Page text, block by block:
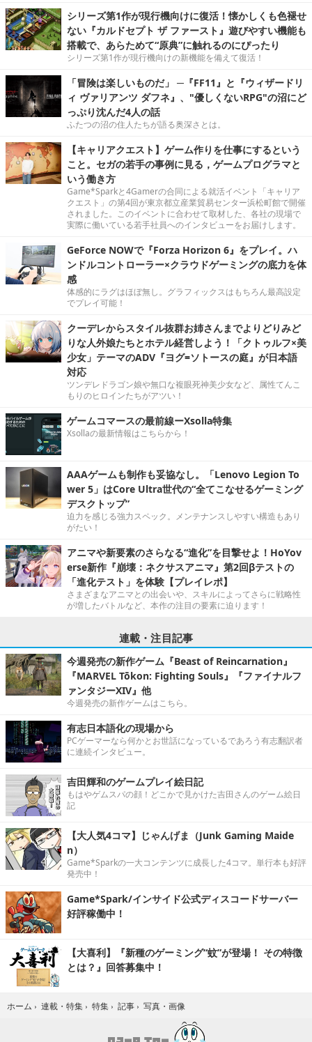
シリーズ第1作が現行機向けに復活！懐かしくも色褪せ
ない『カルドセプト ザ ファースト』遊びやすい機能も
搭載で、あらためて“原典”に触れるのにぴったり
シリーズ第1作が現行機向けの新機能を備えて復活！
「冒険は楽しいものだ」 ─『FF11』と『ウィザードリ
ィ ヴァリアンツ ダフネ』、"優しくないRPG"の沼にど
っぷり沈んだ4人の話
ふたつの沼の住人たちが語る奥深さとは。
【キャリアクエスト】ゲーム作りを仕事にするという
こと。セガの若手の事例に見る，ゲームプログラマと
いう働き方
Game*Sparkと4Gamerの合同による就活イベント「キャリア
クエスト」の第4回が東京都立産業貿易センター浜松町館で開催
されました。このイベントに合わせて取材した、各社の現場で
実際に働いている若手社員へのインタビューをお届けします。
GeForce NOWで『Forza Horizon 6』をプレイ。ハ
ンドルコントローラー×クラウドゲーミングの底力を体
感
体感的にラグはほぼ無し。グラフィックスはもちろん最高設定
でプレイ可能！
クーデレからスタイル抜群お姉さんまでよりどりみど
りな人外娘たちとホテル経営しよう！「クトゥルフ×美
少女」テーマのADV『ヨグ=ソトースの庭』が日本語
対応
ツンデレドラゴン娘や無口な複眼死神美少女など、属性てんこ
もりのヒロインたちがアツい！
ゲームコマースの最前線ーXsolla特集
Xsollaの最新情報はこちらから！
AAAゲームも制作も妥協なし。「Lenovo Legion To
wer 5」はCore Ultra世代の“全てこなせるゲーミング
デスクトップ”
迫力を感じる強力スペック。メンテナンスしやすい構造もあり
がたい！
アニマや新要素のさらなる“進化”を目撃せよ！HoYov
erse新作『崩壊：ネクサスアニマ』第2回βテストの
「進化テスト」を体験【プレイレポ】
さまざまなアニマとの出会いや、スキルによってさらに戦略性
が増したバトルなど、本作の注目の要素に迫ります！
連載・注目記事
今週発売の新作ゲーム『Beast of Reincarnation』
『MARVEL Tōkon: Fighting Souls』『ファイナルフ
ァンタジーXIV』他
今週発売の新作ゲームはこちら。
有志日本語化の現場から
PCゲーマーなら何かとお世話になっているであろう有志翻訳者
に連続インタビュー。
吉田輝和のゲームプレイ絵日記
もはやゲムスパの顔！どこかで見かけた吉田さんのゲーム絵日
記
【大人気4コマ】じゃんげま（Junk Gaming Maide
n）
Game*Sparkの一大コンテンツに成長した4コマ。単行本も好評
発売中！
Game*Spark/インサイド公式ディスコードサーバー
好評稼働中！
【大喜利】『新種のゲーミング“蚊”が登場！ その特徴
とは？』回答募集中！
ホーム › 連載・特集 › 特集 › 記事 › 写真・画像